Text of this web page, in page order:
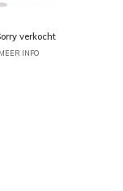
verkocht
MEER INFO